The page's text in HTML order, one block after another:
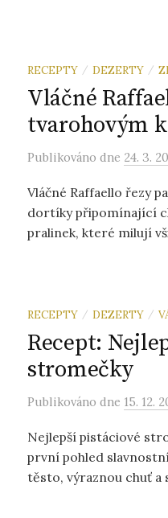
RECEPTY / DEZERTY /
Vláčné
tvarohovým
Publikováno dne 24. 3.
Vláčné Raffaello řezy
dortíky připomínající
pralinek, které milují
RECEPTY / DEZERTY /
Recept:
stromečky
Publikováno dne 15. 12.
Nejlepší pistáciové
první pohled
těsto, výraznou chuť a